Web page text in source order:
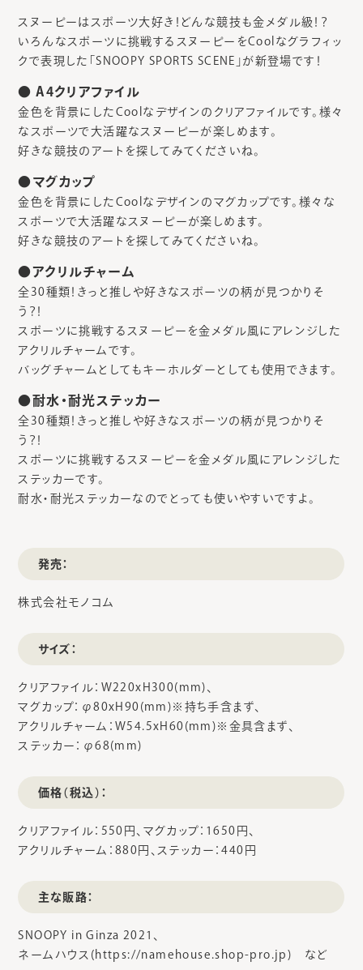
スヌーピーはスポーツ大好き！どんな競技も金メダル級！？
いろんなスポーツに挑戦するスヌーピーをCoolなグラフィッ
クで表現した「SNOOPY SPORTS SCENE」が新登場です！
● A4クリアファイル
金色を背景にしたCoolなデザインのクリアファイルです。様々
なスポーツで大活躍なスヌーピーが楽しめます。
好きな競技のアートを探してみてくださいね。
●マグカップ
金色を背景にしたCoolなデザインのマグカップです。様々な
スポーツで大活躍なスヌーピーが楽しめます。
好きな競技のアートを探してみてくださいね。
●アクリルチャーム
全30種類！きっと推しや好きなスポーツの柄が見つかりそ
う？！
スポーツに挑戦するスヌーピーを金メダル風にアレンジした
アクリルチャームです。
バッグチャームとしてもキーホルダーとしても使用できます。
●耐水・耐光ステッカー
全30種類！きっと推しや好きなスポーツの柄が見つかりそ
う？！
スポーツに挑戦するスヌーピーを金メダル風にアレンジした
ステッカーです。
耐水・耐光ステッカーなのでとっても使いやすいですよ。
発売：
株式会社モノコム
サイズ：
クリアファイル：W220xH300(mm)、
マグカップ：φ80xH90(mm)※持ち手含まず、
アクリルチャーム：W54.5xH60(mm)※金具含まず、
ステッカー：φ68(mm)
価格（税込）：
クリアファイル：550円、マグカップ：1650円、
アクリルチャーム：880円、ステッカー：440円
主な販路：
SNOOPY in Ginza 2021、
ネームハウス(https://namehouse.shop-pro.jp) など